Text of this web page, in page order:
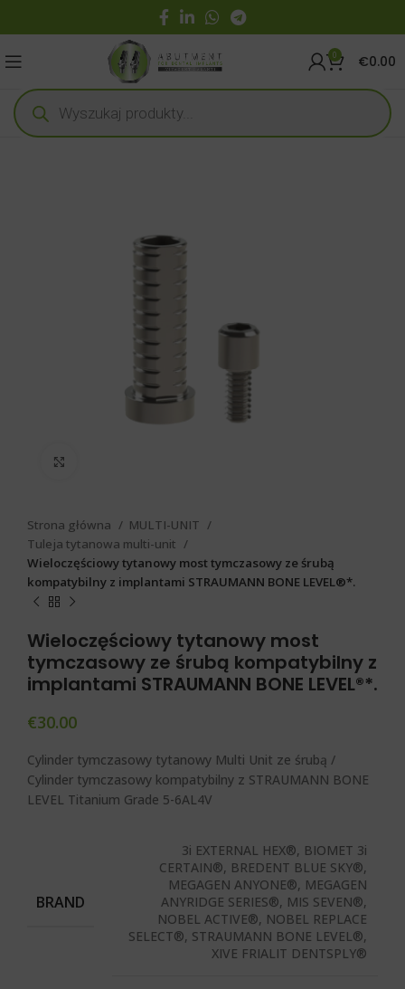
0 €0.00
Strona główna
MULTI-UNIT
Tuleja tytanowa multi-unit
Wieloczęściowy tytanowy most tymczasowy ze śrubą
kompatybilny z implantami STRAUMANN BONE LEVEL®*.
Wieloczęściowy tytanowy most
tymczasowy ze śrubą kompatybilny z
implantami STRAUMANN BONE LEVEL®*.
€30.00
Cylinder tymczasowy tytanowy Multi Unit ze śrubą /
Cylinder tymczasowy kompatybilny z STRAUMANN BONE
LEVEL Titanium Grade 5-6AL4V
BRAND
3i EXTERNAL HEX®, BIOMET 3i
CERTAIN®, BREDENT BLUE SKY®,
MEGAGEN ANYONE®, MEGAGEN
ANYRIDGE SERIES®, MIS SEVEN®,
NOBEL ACTIVE®, NOBEL REPLACE
SELECT®, STRAUMANN BONE LEVEL®,
XIVE FRIALIT DENTSPLY®